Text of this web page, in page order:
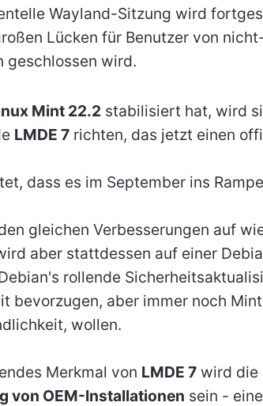
Wayland-Sitzung wird
Lücken für Benutzer von
geschlossen wird.
Mint 22.2 stabilisiert hat, wird
LMDE 7richten, das jetzt einen
dass es im September ins
gleichen Verbesserungen auf
aber stattdessen auf einer
rollende
bevorzugen, aber immer noch
wollen.
Merkmal von LMDE 7wird die
von OEM-Installationen sein - eine